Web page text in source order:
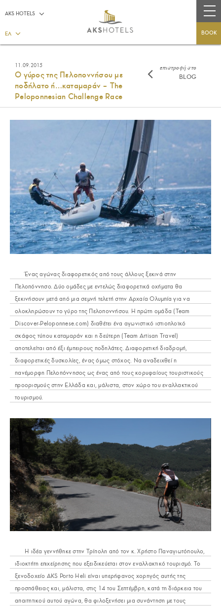
BOOK
AKS HOTELS
ΕΛ
11.09.2015
Ο γύρος της Πελοποννήσου με
ποδήλατο ή…καταμαράν – The
Peloponnesian Challenge Race
επιστροφή στο
BLOG
Ένας αγώνας διαφορετικός από τους άλλους ξεκινά στην
Πελοπόννησο. Δύο ομάδες με εντελώς διαφορετικά οχήματα θα
ξεκινήσουν μετά από μια σεμνή τελετή στην Αρχαία Ολυμπία για να
ολοκληρώσουν το γύρο της Πελοποννήσου. Η πρώτη ομάδα (Team
Discover-Peloponnese.com) διαθέτει ένα αγωνιστικό ιστιοπλοϊκό
σκάφος τύπου καταμαράν και η δεύτερη (Team Artisan Travel)
αποτελείται από έξι έμπειρους ποδηλάτες. Διαφορετική διαδρομή,
διαφορετικές δυσκολίες, ένας όμως στόχος. Να αναδειχθεί η
πανέμορφη Πελοπόννησος ως ένας από τους κορυφαίους τουριστικούς
προορισμούς στην Ελλάδα και, μάλιστα, στον χώρο του εναλλακτικού
τουρισμού.
Η ιδέα γεννήθηκε στην Τρίπολη από τον κ. Χρήστο Παναγιωτόπουλο,
ιδιοκτήτη επιχείρησης που εξειδικεύεται στον εναλλακτικό τουρισμό. Το
ξενοδοχείο AKS Porto Heli είναι υπερήφανος χορηγός αυτής της
προσπάθειας και, μάλιστα, στις 14 του Σεπτέμβρη, κατά τη διάρκεια του
απαιτητικού αυτού αγώνα, θα φιλοξενήσει μια συνάντηση με τους